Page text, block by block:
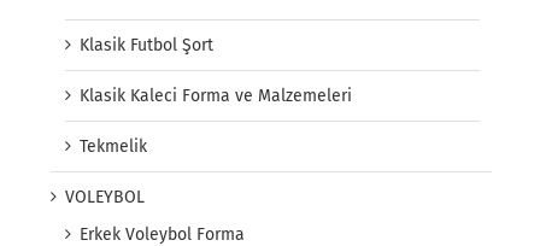
Klasik Futbol Şort
Klasik Kaleci Forma ve Malzemeleri
Tekmelik
VOLEYBOL
Erkek Voleybol Forma